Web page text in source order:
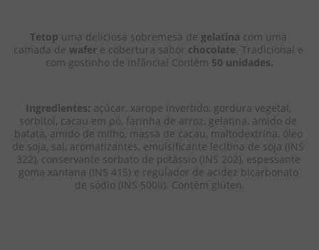
Tetop uma deliciosa sobremesa de gelatina com uma
camada de wafer e cobertura sabor chocolate. Tradicional e
com gostinho de infância! Contém 50 unidades.
Ingredientes: açúcar, xarope invertido, gordura vegetal,
sorbitol, cacau em pó, farinha de arroz, gelatina, amido de
batata, amido de milho, massa de cacau, maltodextrina, óleo
de soja, sal, aromatizantes, emulsificante lecitina de soja (INS
322), conservante sorbato de potássio (INS 202), espessante
goma xantana (INS 415) e regulador de acidez bicarbonato
de sódio (INS 500ii). Contém glúten.